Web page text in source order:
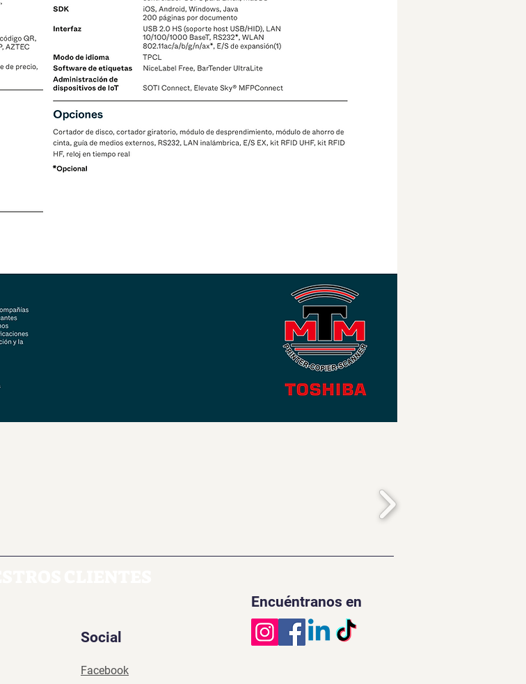
Social
Facebook
Encuéntranos en